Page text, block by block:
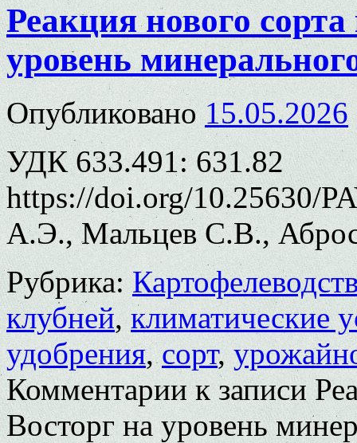
Реакция нового
уровень
Опубликовано 15.05.2026
УДК 633.491: 631.82
https://doi.org/10.25630/
А.Э., Мальцев С.В.,
Рубрика:
клубней,климатические
удобрения,сорт,
Комментариик записи
Восторг на уровень